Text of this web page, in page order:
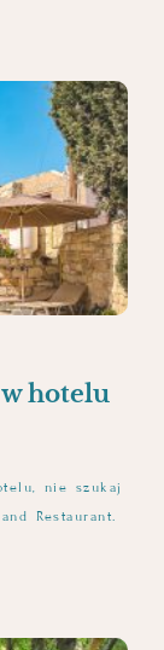
hotelu
nie szukaj
Restaurant.